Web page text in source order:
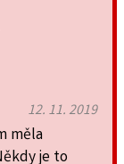
12. 11. 2019
měla
je to